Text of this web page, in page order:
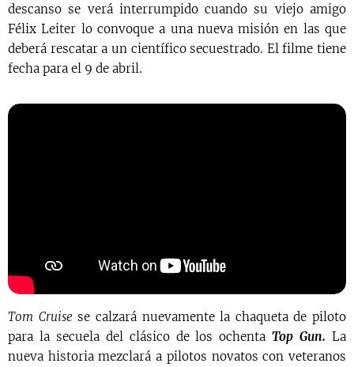
descanso se verá interrumpido cuando su viejo amigo
Félix Leiter lo convoque a una nueva misión en las que
deberá rescatar a un científico secuestrado. El filme tiene
fecha para el 9 de abril.
Tom Cruise se calzará nuevamente la chaqueta de piloto
para la secuela del clásico de los ochentaTop Gun. La
nueva historia mezclará a pilotos novatos con veteranos